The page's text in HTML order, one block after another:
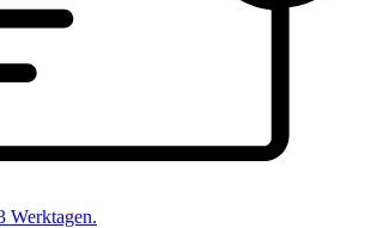
Werktagen.